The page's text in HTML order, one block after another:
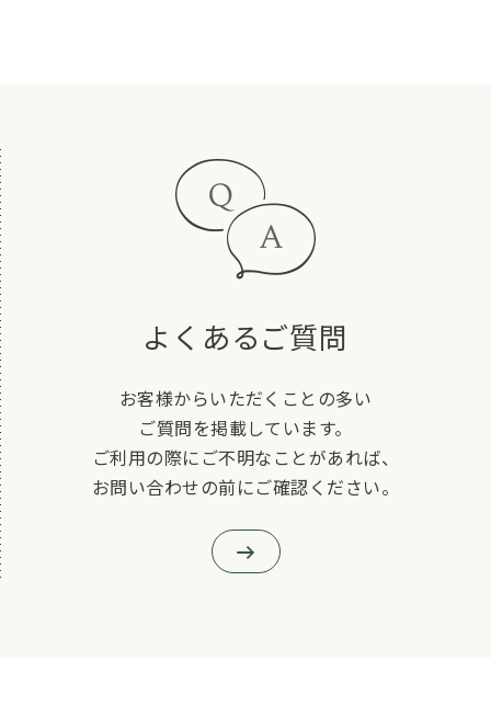
よくあるご質問
お客様からいただくことの多い
ご質問を掲載しています。
ご利用の際にご不明なことがあれば、
お問い合わせの前にご確認ください。